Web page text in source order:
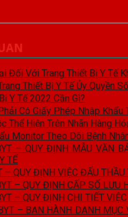
Đối Với Trang Thiết Bị Y Tế
Thiết Bị Y Tế Ủy Quyền
Y Tế 2022 Cần Gì?
Có Giấy Phép Nhập
Thể Hiện Trên Nhãn Hàng
Monitor Theo Dõi Bệnh
– QUY ĐỊNH MẪU VĂN
TẾ
QUY ĐỊNH VIỆC ĐẤU THẦU
– QUY ĐỊNH CẤP SỐ LƯU
– QUY ĐỊNH CHI TIẾT
– BAN HÀNH DANH MỤC